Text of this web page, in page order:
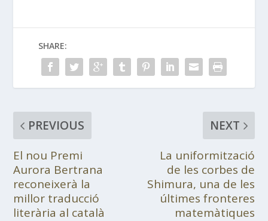
SHARE:
PREVIOUS
El nou Premi
Aurora Bertrana
reconeixerà la
millor traducció
literària al català
NEXT
La uniformització
de les corbes de
Shimura, una de les
últimes fronteres
matemàtiques